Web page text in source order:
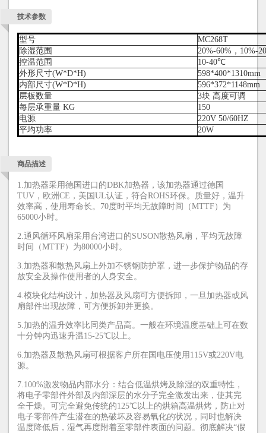
技术参数
型号
MC268T
除湿范围
20%-60%，10%-
控温范围
10-40℃
外形尺寸(W*D*H)
598*400*1310mm
内部尺寸(W*D*H)
596*372*1148mm
层板数量
3块 高度可调
每层承重量 KG
150
电源
220V 50/60HZ
平均功率
20W
商品描述
1.加热器采用德国进口的DBK加热器，该加热器通过德国
TUV，欧洲CE，美国UL认证，符合ROHS环保。质量好，温升
效率高，使用寿命长。70度时平均无故障时间（MTTF）为
65000小时。
2.通风循环风扇采用台湾进口的SUSON散热风扇，平均无故障
时间（MTTF）为80000小时。
3.加热器和散热风扇上外加不锈钢防护罩，进一步保护物品的存
放安全及操作使用者的人身安全。
4.模块化结构设计，加热器及风扇可方便拆卸，一旦加热器或风
扇部件出现故障，可方便拆卸并更换。
5.加热的温升效率比同类产品高。一般在环境温度基础上可在数
十分钟内迅速升温15-25℃以上。
6.加热器及散热风扇可根据客户所在国电压使用115V或220V电
源。
7.100%激发物品内部水分：结合低温烘烤及除湿的双重特性，
将电子零部件外部及内部深层的水分子完全激发出来，使其完
全干燥。可完全避免传统的125℃以上的烘箱高温烘烤，防止对
电子零部件产生潜在的热破坏及容易氧化的状况，同时也解决
温度降低后，湿气再度附着至零部件表面的问题。彻底解决“假